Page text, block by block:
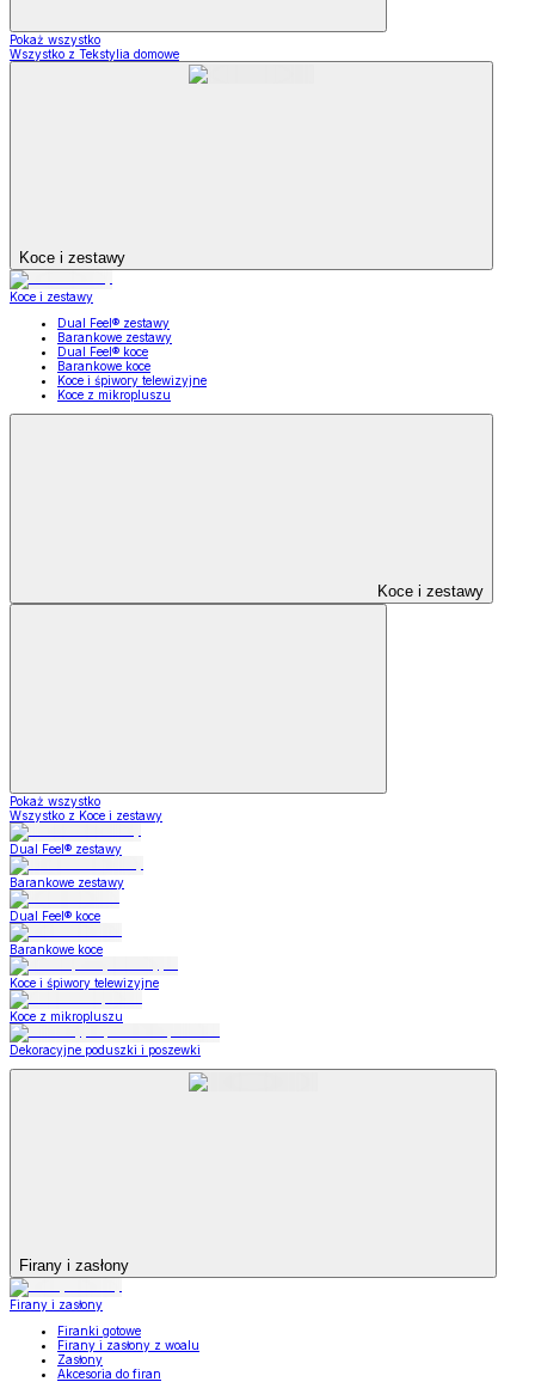
Pokaż wszystko
Wszystko z Tekstylia domowe
Koce i zestawy
Koce i zestawy
Dual Feel® zestawy
Barankowe zestawy
Dual Feel® koce
Barankowe koce
Koce i śpiwory telewizyjne
Koce z mikropluszu
Koce i zestawy
Pokaż wszystko
Wszystko z Koce i zestawy
Dual Feel® zestawy
Barankowe zestawy
Dual Feel® koce
Barankowe koce
Koce i śpiwory telewizyjne
Koce z mikropluszu
Dekoracyjne poduszki i poszewki
Firany i zasłony
Firany i zasłony
Firanki gotowe
Firany i zasłony z woalu
Zasłony
Akcesoria do firan